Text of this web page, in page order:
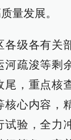
量发展。
级各有关
河疏浚等剩
尾，重点核
核心内容，
试验，全力